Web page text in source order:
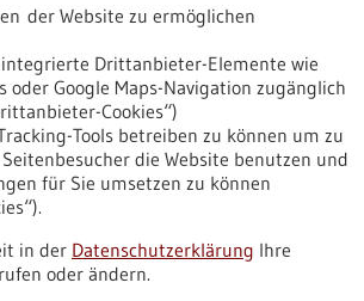
bringen maßgeschneiderte Therapien
anhand ganz praktischer
aus Klinik und Forschung bei einem
am Universitätsklinikum Tübingen
gibt es die Wanderausstellung
pm/der-rundumblick-auf-die-
der Website zu ermöglichen
Drittanbieter-Elemente wie
oder Google Maps-Navigation zugänglich
Cookies“)
Tools betreiben zu können um zu
die Website benutzen und
für Sie umsetzen zu können
in der Datenschutzerklärung Ihre
oder ändern.